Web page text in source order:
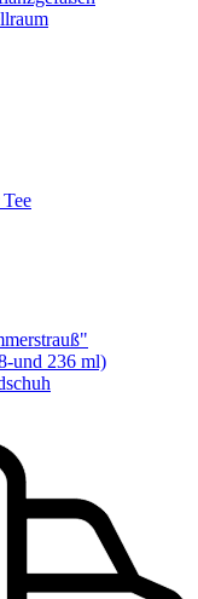
und 236 ml)